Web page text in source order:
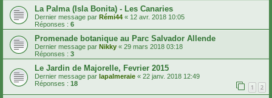
La Palma (Isla Bonita) - Les Canaries
Dernier message par Rémi44 « 12 avr. 2018 10:05
Réponses : 6
Promenade botanique au Parc Salvador Allende
Dernier message par Nikky « 29 mars 2018 03:18
Réponses : 3
Le Jardin de Majorelle, Fevrier 2015
Dernier message par lapalmeraie « 22 janv. 2018 12:49
Réponses : 18 1 2